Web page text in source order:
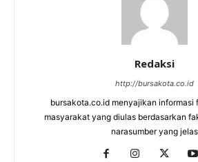
Redaksi
http://bursakota.co.id
bursakota.co.id menyajikan informasi
masyarakat yang diulas berdasarkan
narasumber yang jelas